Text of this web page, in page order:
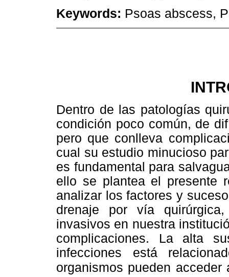
Keywords: Psoas abscess,
Dentro de las patologías
condición poco común, de
pero que conlleva
cual su estudio minucioso
es fundamental para
ello se plantea el presente
analizar los factores y
drenaje por vía
invasivos en nuestra
complicaciones. La alta
infecciones está
organismos pueden